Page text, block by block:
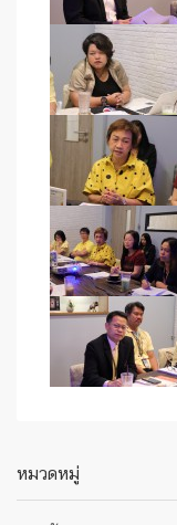
หมวดหมู่